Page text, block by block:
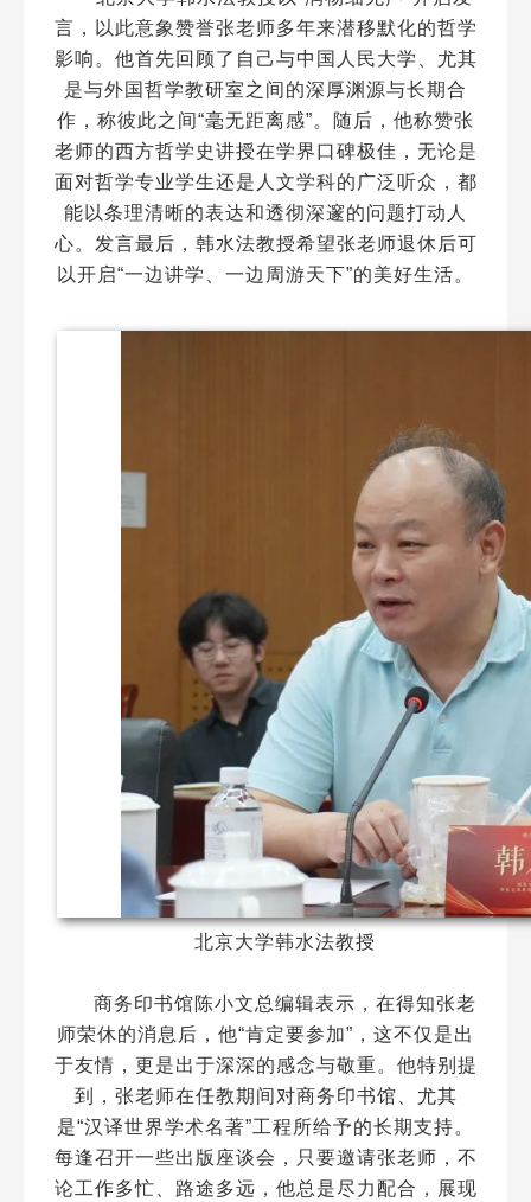
言，以此意象赞誉张老师多年来潜移默化的哲学
影响。他首先回顾了自己与中国人民大学、尤其
是与外国哲学教研室之间的深厚渊源与长期合
作，称彼此之间“毫无距离感”。随后，他称赞张
老师的西方哲学史讲授在学界口碑极佳，无论是
面对哲学专业学生还是人文学科的广泛听众，都
能以条理清晰的表达和透彻深邃的问题打动人
心。发言最后，韩水法教授希望张老师退休后可
以开启“一边讲学、一边周游天下”的美好生活。
北京大学韩水法教授
商务印书馆陈小文总编辑表示，在得知张老
师荣休的消息后，他“肯定要参加”，这不仅是出
于友情，更是出于深深的感念与敬重。他特别提
到，张老师在任教期间对商务印书馆、尤其
是“汉译世界学术名著”工程所给予的长期支持。
每逢召开一些出版座谈会，只要邀请张老师，不
论工作多忙、路途多远，他总是尽力配合，展现